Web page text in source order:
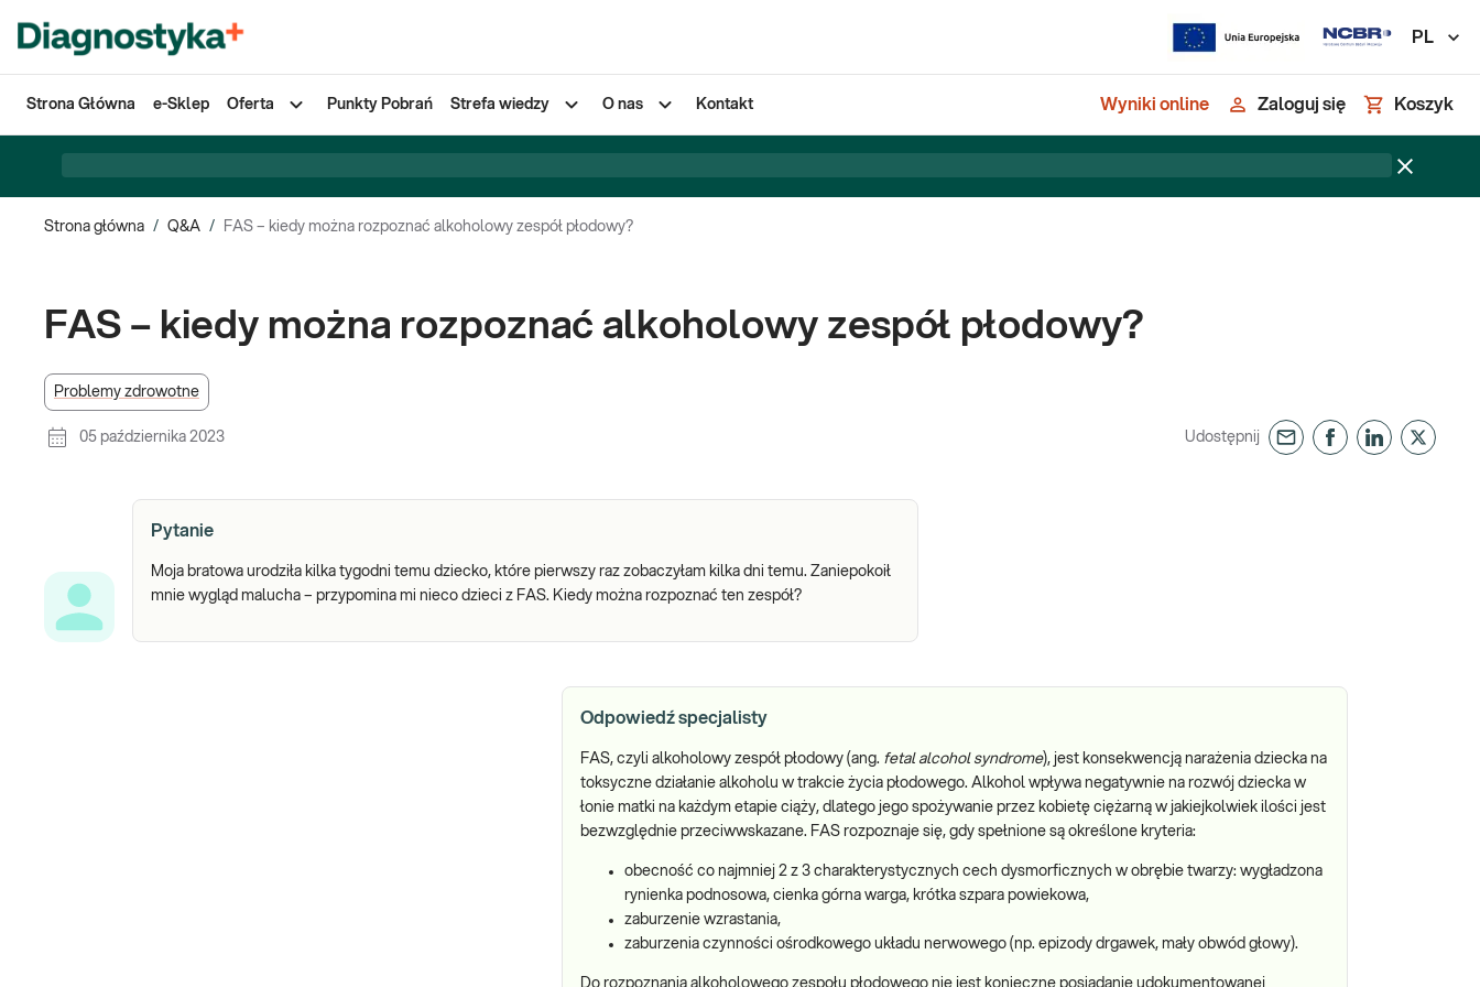
PL
Strona Główna e-Sklep Oferta Punkty Pobrań Strefa wiedzy O nas Kontakt Wyniki online Zaloguj się Koszyk
Strona główna / Q&A / FAS – kiedy można rozpoznać alkoholowy zespół płodowy?
FAS – kiedy można rozpoznać alkoholowy zespół płodowy?
Problemy zdrowotne
05 października 2023 Udostępnij
Pytanie
Moja bratowa urodziła kilka tygodni temu dziecko, które pierwszy raz zobaczyłam kilka dni temu. Zaniepokoił
mnie wygląd malucha – przypomina mi nieco dzieci z FAS. Kiedy można rozpoznać ten zespół?
Odpowiedź specjalisty
FAS, czyli alkoholowy zespół płodowy (ang. fetal alcohol syndrome), jest konsekwencją narażenia dziecka na
toksyczne działanie alkoholu w trakcie życia płodowego. Alkohol wpływa negatywnie na rozwój dziecka w
łonie matki na każdym etapie ciąży, dlatego jego spożywanie przez kobietę ciężarną w jakiejkolwiek ilości jest
bezwzględnie przeciwwskazane. FAS rozpoznaje się, gdy spełnione są określone kryteria:
obecność co najmniej 2 z 3 charakterystycznych cech dysmorficznych w obrębie twarzy: wygładzona
rynienka podnosowa, cienka górna warga, krótka szpara powiekowa,
zaburzenie wzrastania,
zaburzenia czynności ośrodkowego układu nerwowego (np. epizody drgawek, mały obwód głowy).
Do rozpoznania alkoholowego zespołu płodowego nie jest konieczne posiadanie udokumentowanej